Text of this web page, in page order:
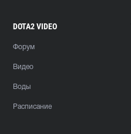
DOTA2 VIDEO
Форум
Видео
Воды
Расписание